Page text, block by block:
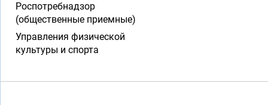
Роспотребнадзор
(общественные приемные)
Управления физической
культуры и спорта